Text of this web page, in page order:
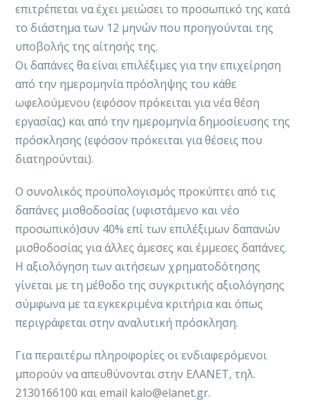
επιτρέπεται να έχει μειώσει το προσωπικό της κατά
το διάστημα των 12 μηνών που προηγούνται της
υποβολής της αίτησής της.
Οι δαπάνες θα είναι επιλέξιμες για την επιχείρηση
από την ημερομηνία πρόσληψης του κάθε
ωφελούμενου (εφόσον πρόκειται για νέα θέση
εργασίας) και από την ημερομηνία δημοσίευσης της
πρόσκλησης (εφόσον πρόκειται για θέσεις που
διατηρούνται).
Ο συνολικός προϋπολογισμός προκύπτει από τις
δαπάνες μισθοδοσίας (υφιστάμενο και νέο
προσωπικό)συν 40% επί των επιλέξιμων δαπανών
μισθοδοσίας για άλλες άμεσες και έμμεσες δαπάνες.
Η αξιολόγηση των αιτήσεων χρηματοδότησης
γίνεται με τη μέθοδο της συγκριτικής αξιολόγησης
σύμφωνα με τα εγκεκριμένα κριτήρια και όπως
περιγράφεται στην αναλυτική πρόσκληση.
Για περαιτέρω πληροφορίες οι ενδιαφερόμενοι
μπορούν να απευθύνονται στην ΕΛΑΝΕΤ, τηλ.
2130166100 και email kalo@elanet.gr​.